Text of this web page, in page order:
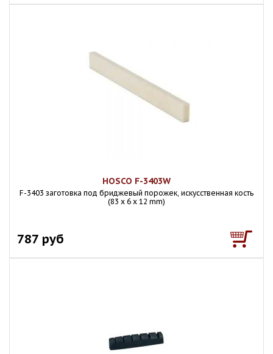
HOSCO F-3403W
F-3403 заготовка под бриджевый порожек, искусственная кость
(83 х 6 х 12 mm)
787 руб